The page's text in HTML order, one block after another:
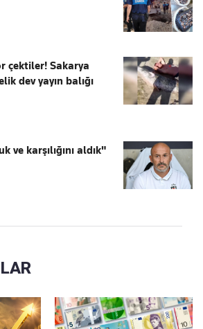
çektiler! Sakarya
dev yayın balığı
ve karşılığını aldık"